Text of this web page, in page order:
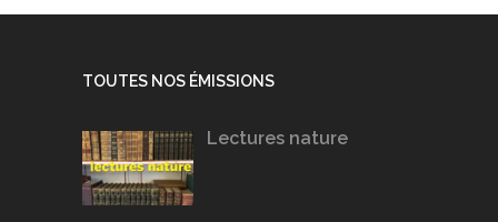
TOUTES NOS ÉMISSIONS
Lectures nature